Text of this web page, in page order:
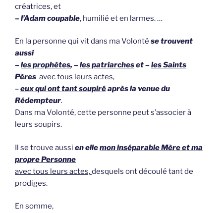
créatrices, et
–l’Adam coupable, humilié et en larmes. …
En la personne qui vit dans ma Volonté se trouvent
aussi
–les prophètes, –les patriarcheset –les Saints
Pères avec tous leurs actes,
–eux qui ont tant soupiréaprès la venue du
Rédempteur.
Dans ma Volonté, cette personne peut s’associer à
leurs soupirs.
Il se trouve aussi en ellemon inséparable Mère et ma
propre Personne
avec tous leurs actes,desquels ont découlé tant de
prodiges.
En somme,